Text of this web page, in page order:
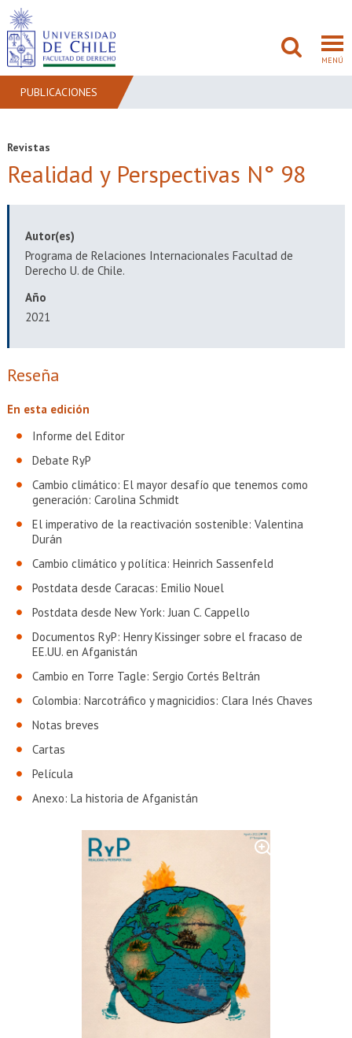
MENÚ
PREGRADO
POSTGRADO
EXTENSIÓN
Egresados
PUBLICACIONES
Revistas
Realidad y Perspectivas N° 98
Autor(es)
Programa de Relaciones Internacionales Facultad de
Derecho U. de Chile.
Año
2021
Reseña
En esta edición
Informe del Editor
Debate RyP
Cambio climático: El mayor desafío que tenemos como
generación: Carolina Schmidt
El imperativo de la reactivación sostenible: Valentina
Durán
Cambio climático y política: Heinrich Sassenfeld
Postdata desde Caracas: Emilio Nouel
Postdata desde New York: Juan C. Cappello
Documentos RyP: Henry Kissinger sobre el fracaso de
EE.UU. en Afganistán
Cambio en Torre Tagle: Sergio Cortés Beltrán
Colombia: Narcotráfico y magnicidios: Clara Inés Chaves
Notas breves
Cartas
Película
Anexo: La historia de Afganistán